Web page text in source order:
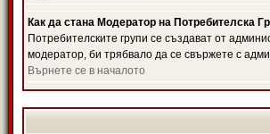
Как да стана Модератор на Потребителска
Потребителските групи се създават от
модератор, би трябвало да се свържете с
Върнете се в началото